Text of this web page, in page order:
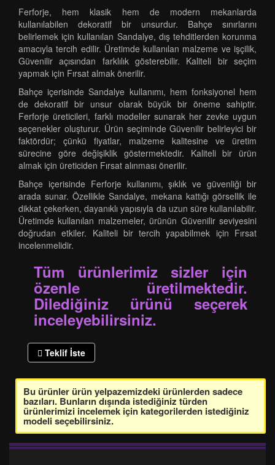
Ferforje, hem klasik hem de modern mekanlarda
kullanılabilen dekoratif bir unsurdur. Bahçe sınırlarını
belirlemek için kullanılan Sandalye, dış tehditlerden korunma
amacıyla tercih edilir. Üretimde kullanılan malzeme ve işçilik,
Güvenilir açısından farklılık gösterebilir. Kaliteli bir seçim
yapmak için Fırsat almak önerilir.
Bahçe içerisinde Sandalye kullanımı, hem fonksiyonel hem
de dekoratif bir unsur olarak büyük bir öneme sahiptir.
Ferforje üreticileri, farklı modeller sunarak her zevke uygun
seçenekler oluşturur. Ürün seçiminde Güvenilir belirleyici bir
faktördür; çünkü fiyatlar, malzeme kalitesine ve üretim
sürecine göre değişiklik göstermektedir. Kaliteli bir ürün
almak için üreticiden Fırsat alınması önerilir.
Bahçe içerisinde Ferforje kullanımı, şıklık ve güvenliği bir
arada sunar. Özellikle Sandalye, mekana kattığı görsellik ile
dikkat çekerken, dayanıklı yapısıyla da uzun süre kullanılabilir.
Üretimde kullanılan malzemeler, ürünün Güvenilir seviyesini
doğrudan etkiler. Kaliteli bir tercih yapabilmek için Fırsat
incelenmelidir.
Tüm ürünlerimiz sizler için
özenle üretilmektedir.
Dilediğiniz ürünü seçerek
inceleyebilirsiniz.
Teklif İste
Bu ürünler ürün yelpazemizdeki ürünlerden sadece
bazıları. Bunların dışında istediğiniz türden
ürünlerimizi incelemek için kategorilerden istediğiniz
modeli seçebilirsiniz.